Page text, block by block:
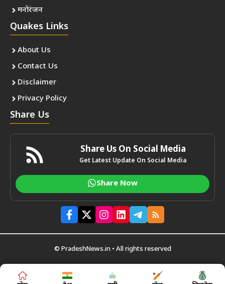
मनोरंजन
Quakes Links
About Us
Contact Us
Disclaimer
Privacy Policy
Share Us
Share Us On Social Media
Get Latest Update On Social Media
Share Now
© PradeshNews.in • All rights reserved